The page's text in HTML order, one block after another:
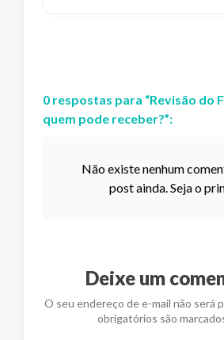
0 respostas para “Revisão do
quem pode receber?”:
Não existe nenhum
post ainda. Seja o
Deixe um
O seu endereço de e-mail não será
obrigatórios são